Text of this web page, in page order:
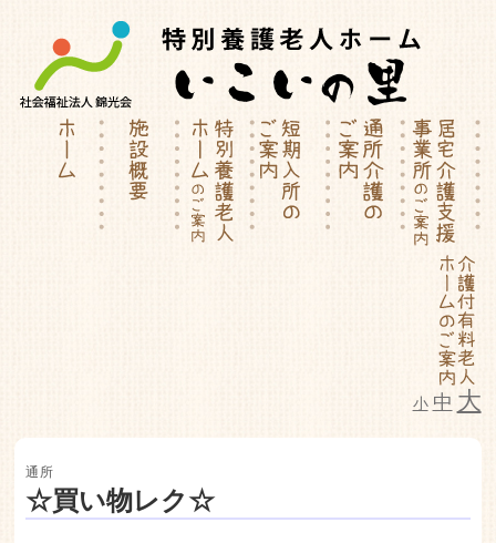
小 中 大
特別養護老人ホーム | 介護付有料
老人ホーム いこいの里
通所
☆買い物レク☆